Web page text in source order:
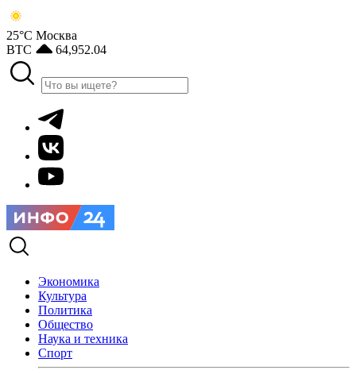
25°С Москва
BTC
64,952.04
Экономика
Культура
Политика
Общество
Наука и техника
Спорт